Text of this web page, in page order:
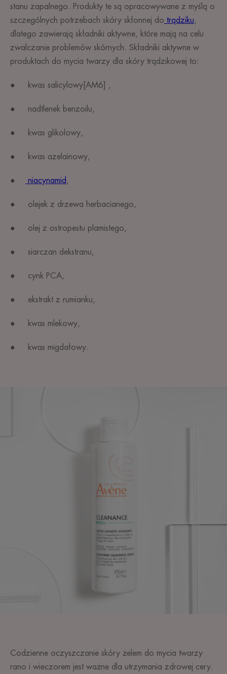
stanu zapalnego. Produkty te są opracowywane z myślą o
szczególnych potrzebach skóry skłonnej do trądziku,
dlatego zawierają składniki aktywne, które mają na celu
zwalczanie problemów skórnych. Składniki aktywne w
produktach do mycia twarzy dla skóry trądzikowej to:
● kwas salicylowy[AM6] ,
● nadtlenek benzoilu,
● kwas glikolowy,
● kwas azelainowy,
● niacynamid ,
● olejek z drzewa herbacianego,
● olej z ostropestu plamistego,
● siarczan dekstranu,
● cynk PCA,
● ekstrakt z rumianku,
● kwas mlekowy,
● kwas migdałowy.
Codzienne oczyszczanie skóry żelem do mycia twarzy
rano i wieczorem jest ważne dla utrzymania zdrowej cery.